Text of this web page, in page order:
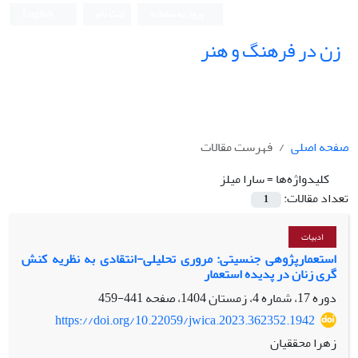
زن در فرهنگ و هنر
صفحه اصلی
فهرست مقالات
کلیدواژه‌ها =سارا میلز
تعداد مقالات:
1
ادبیات
استعمارپژوهی جنسیتی: مروری تحلیلی-انتقادی به نظریه کنش
گری زنان در پدیده استعمار
دوره 17، شماره 4، زمستان 1404، صفحه
441-459
https://doi.org/10.22059/jwica.2023.362352.1942
زهرا محققیان